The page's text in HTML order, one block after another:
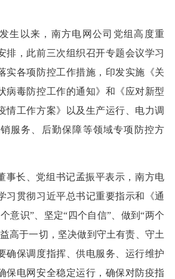
生以来，南方电网公司党组高度重
排，此前三次组织召开专题会议学习
实各项防控工作措施，印发实施《关
病毒防控工作的通知》和《应对新型
情工作方案》以及生产运行、电力调
服务、后勤保障等领域专项防控方
事长、党组书记孟振平表示，南方电
习贯彻习近平总书记重要指示和《通
意识”、坚定“四个自信”、做到“两个
高于一切，坚决做到守土有责、守土
确保调度指挥、供电服务、运行维护
保电网安全稳定运行，确保对防疫指